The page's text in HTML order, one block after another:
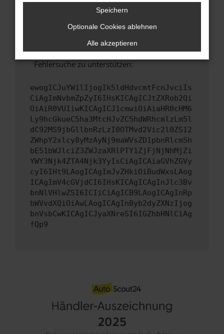
Wende dich an den Webseitenbetreiber.
hast, kontaktiere uns bitte. Wir werden
versuchen, das Problem zu beheben. Du kannst
uns diesen Text schicken, um uns bei der
Fehlersuche zu unterstützen:
ewogICJuYW1lIjogIk5ldHdvcmtFcnJvciIs
CiAgImNvbmZpZyI6IHsKICAgICJtZXRob2Qi
OiAiR0VUIiwKICAgICJ1cmwiOiAiaHR0cHM6
Ly9hcGkueC5ha3MtcHJvZC5hdWRhcmlzLm5l
dC92MS9jbGllbnRzLzI0OTMvd2Vic2l0ZS12
ZWhpY2xlcy8yMzAyNj9maWVsZD1pbnRlcm5h
bE51bWJlciZ3ZWJzaXRlPTY1ZjFjNjNhMjZi
YWY3Njk4ZTA4Njk3YyIsCiAgICAiaGVhZGVy
cyI6IHt9LAogICAgImJvZHkiOiBudWxsLAog
ICAgImV4cGVjdCI6IHsKICAgICAgInJlc3Bv
bnNlVHlwZSI6ICIiCiAgICB9LAogICAgInRp
bWVvdXQiOiAwLAogICAgInByb2dyZXNzIjog
bnVsbCwKICAgICJyaXNreSI6IGZhbHNlCiAg
fQp9
Speichern
Optionale Cookies ablehnen
Alle akzeptieren